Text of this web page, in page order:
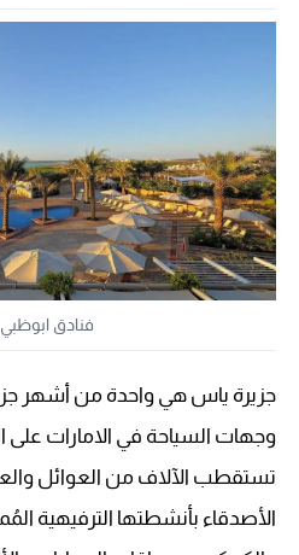
فنادق
جزيرة ياس هي واحدة من أشهر
وجهات السياحة في الامارات على
تستقطب الآلاف من العوائل
الأصدقاء بأنشطتها الترفيهية